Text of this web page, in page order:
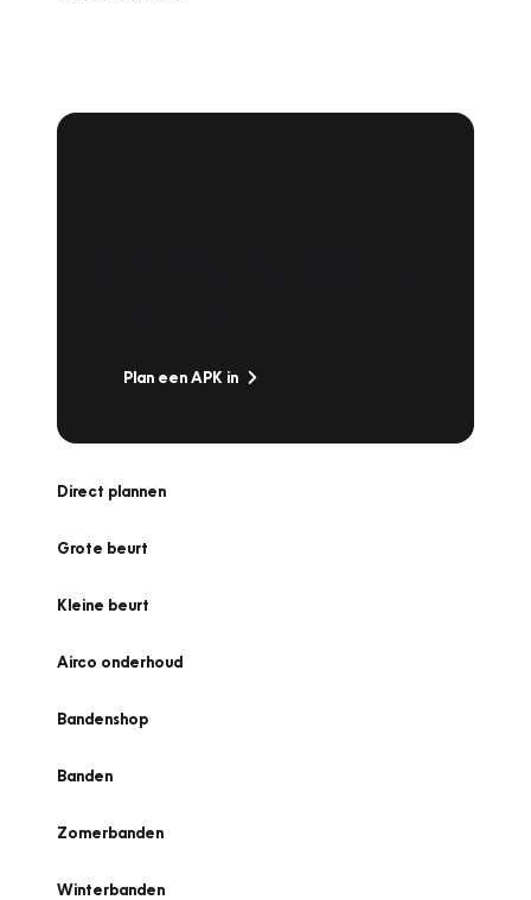
Plan een APK in
Direct plannen
Grote beurt
Kleine beurt
Airco onderhoud
Bandenshop
Banden
Zomerbanden
Winterbanden